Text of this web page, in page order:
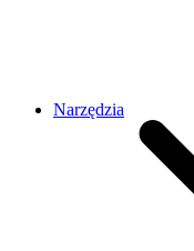
Narzędzia